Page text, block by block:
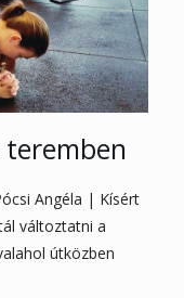
Angéla | Kísért
változtatni a
útközben